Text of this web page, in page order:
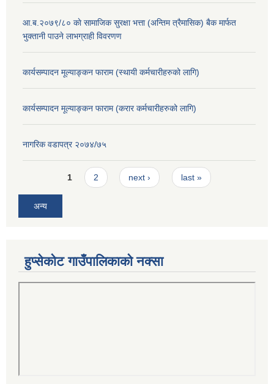
आ.ब.२०७९/८० काे सामाजिक सुरक्षा भत्ता (अन्तिम त्रैमासिक) बैक मार्फत
भुक्तानी पाउने लाभग्राही विवरणण
कार्यसम्पादन मूल्याङ्कन फाराम (स्थायी कर्मचारीहरुको लागि)
कार्यसम्पादन मूल्याङ्कन फाराम (करार कर्मचारीहरुको लागि)
नागरिक वडापत्र २०७४/७५
Pages1 2 next › last »
अन्य
हुप्सेकोट गाउँपालिकाको नक्सा